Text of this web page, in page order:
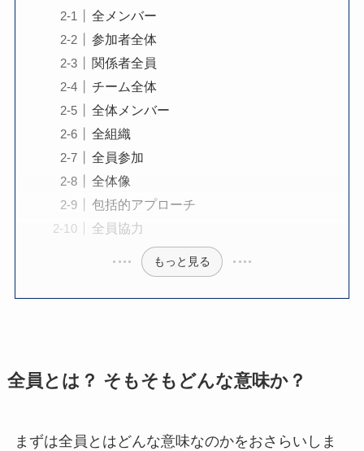
全メンバー
参加者全体
関係者全員
チーム全体
全体メンバー
全組織
全員参加
全体像
包括的アプローチ
全員協力
もっと見る
全員とは？ そもそもどんな意味か？
まずは全員とはどんな意味なのかをおさらいしま